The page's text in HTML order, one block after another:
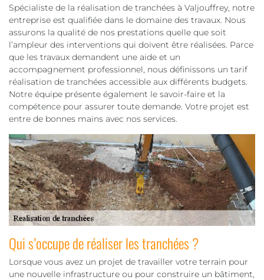
Spécialiste de la réalisation de tranchées à Valjouffrey, notre
entreprise est qualifiée dans le domaine des travaux. Nous
assurons la qualité de nos prestations quelle que soit
l’ampleur des interventions qui doivent être réalisées. Parce
que les travaux demandent une aide et un
accompagnement professionnel, nous définissons un tarif
réalisation de tranchées accessible aux différents budgets.
Notre équipe présente également le savoir-faire et la
compétence pour assurer toute demande. Votre projet est
entre de bonnes mains avec nos services.
Qui s’occupe de réaliser les tranchées ?
Lorsque vous avez un projet de travailler votre terrain pour
une nouvelle infrastructure ou pour construire un bâtiment,